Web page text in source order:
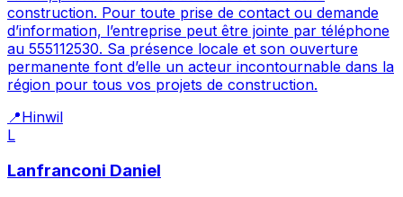
construction. Pour toute prise de contact ou demande
d’information, l’entreprise peut être jointe par téléphone
au 555112530. Sa présence locale et son ouverture
permanente font d’elle un acteur incontournable dans la
région pour tous vos projets de construction.
📍Hinwil
L
Lanfranconi Daniel